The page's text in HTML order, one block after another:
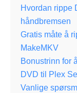
Hvordan rippe
håndbremsen
Gratis måte å
MakeMKV
Bonustrinn for
DVD til Plex
Vanlige